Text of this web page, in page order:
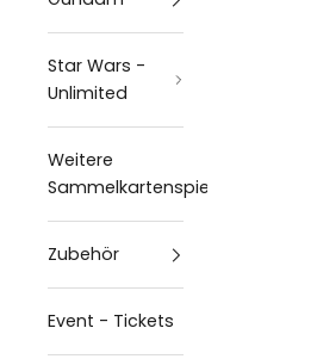
Star Wars -
Unlimited
Weitere
Sammelkartenspiele
Zubehör
Event - Tickets